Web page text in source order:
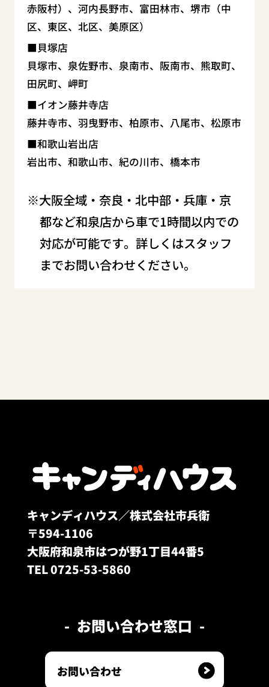
赤阪村）、河内長野市、富田林市、堺市（中
区、東区、北区、美原区）
貝塚店
貝塚市、泉佐野市、泉南市、阪南市、熊取町、
田尻町、岬町
イオン藤井寺店
藤井寺市、羽曳野市、柏原市、八尾市、松原市
和歌山岩出店
岩出市、和歌山市、紀の川市、橋本市
大阪全域・奈良・北中部・兵庫・京
都など和泉店から車で1時間以内での
対応が可能です。詳しくはスタッフ
までお問い合わせください。
キャンディハウス／株式会社市兵衛
〒594-1106
大阪府和泉市はつが野1丁目44番5
TEL 0725-53-5860
お問い合わせ窓口
お問い合わせ